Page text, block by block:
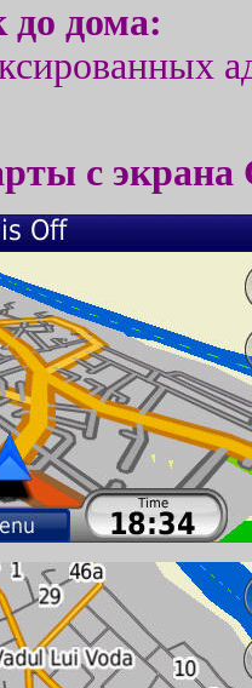
до дома:
с экрана